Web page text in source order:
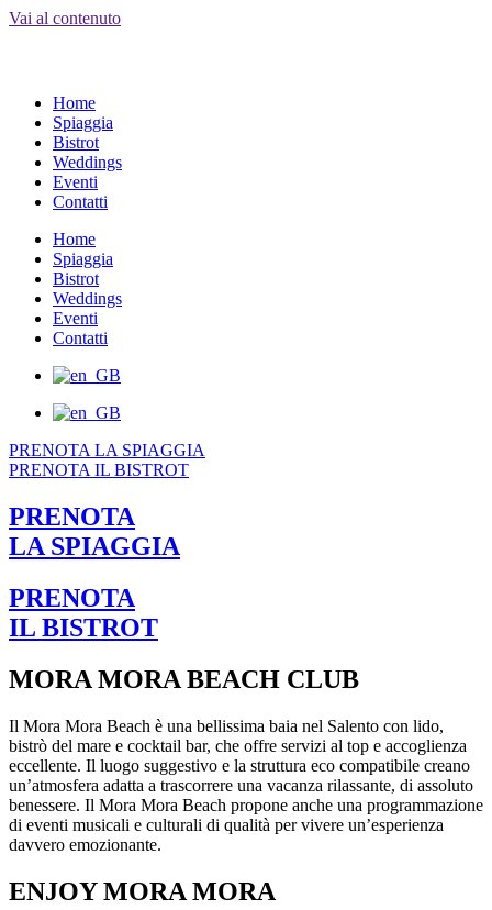
Vai al contenuto
Home
Spiaggia
Bistrot
Weddings
Eventi
Contatti
Home
Spiaggia
Bistrot
Weddings
Eventi
Contatti
PRENOTA LA SPIAGGIA
PRENOTA IL BISTROT
PRENOTA
LA SPIAGGIA
PRENOTA
IL BISTROT
MORA MORA BEACH CLUB
Il Mora Mora Beach è una bellissima baia nel Salento con lido,
bistrò del mare e cocktail bar, che offre servizi al top e accoglienza
eccellente. Il luogo suggestivo e la struttura eco compatibile creano
un’atmosfera adatta a trascorrere una vacanza rilassante, di assoluto
benessere. Il Mora Mora Beach propone anche una programmazione
di eventi musicali e culturali di qualità per vivere un’esperienza
davvero emozionante.
ENJOY MORA MORA